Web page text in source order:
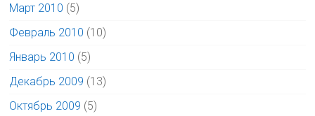
Март 2010 (5)
Февраль 2010 (10)
Январь 2010 (5)
Декабрь 2009 (13)
Октябрь 2009 (5)